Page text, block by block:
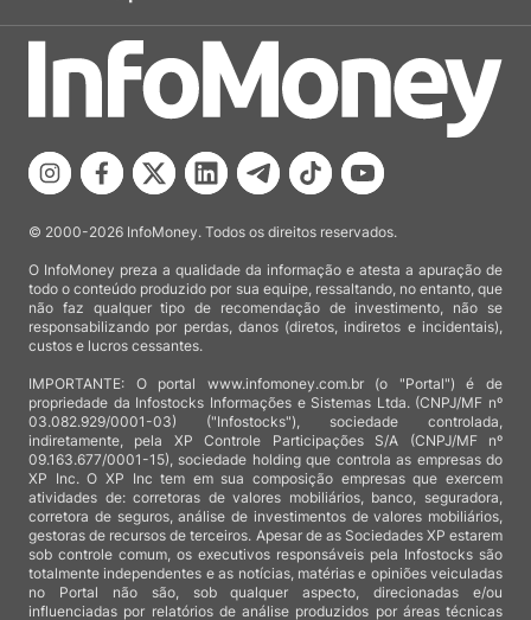
© 2000-2026 InfoMoney. Todos os direitos reservados.
O InfoMoney preza a qualidade da informação e atesta a apuração de
todo o conteúdo produzido por sua equipe, ressaltando, no entanto, que
não faz qualquer tipo de recomendação de investimento, não se
responsabilizando por perdas, danos (diretos, indiretos e incidentais),
custos e lucros cessantes.
IMPORTANTE: O portal www.infomoney.com.br (o "Portal") é de
propriedade da Infostocks Informações e Sistemas Ltda. (CNPJ/MF nº
03.082.929/0001-03) ("Infostocks"), sociedade controlada,
indiretamente, pela XP Controle Participações S/A (CNPJ/MF nº
09.163.677/0001-15), sociedade holding que controla as empresas do
XP Inc. O XP Inc tem em sua composição empresas que exercem
atividades de: corretoras de valores mobiliários, banco, seguradora,
corretora de seguros, análise de investimentos de valores mobiliários,
gestoras de recursos de terceiros. Apesar de as Sociedades XP estarem
sob controle comum, os executivos responsáveis pela Infostocks são
totalmente independentes e as notícias, matérias e opiniões veiculadas
no Portal não são, sob qualquer aspecto, direcionadas e/ou
influenciadas por relatórios de análise produzidos por áreas técnicas